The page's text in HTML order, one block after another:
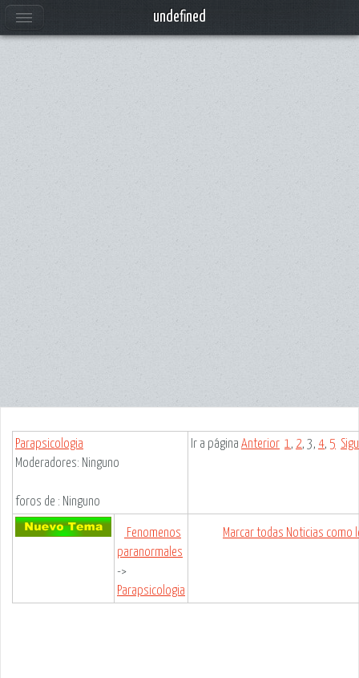
Parapsicologia
Moderadores: Ninguno
foros de : Ninguno
Ir a página Anterior 1 , 2, 3, 4, 5
Fenomenos
paranormales
->
Parapsicologia
Marcar todas Noticias como
undefined